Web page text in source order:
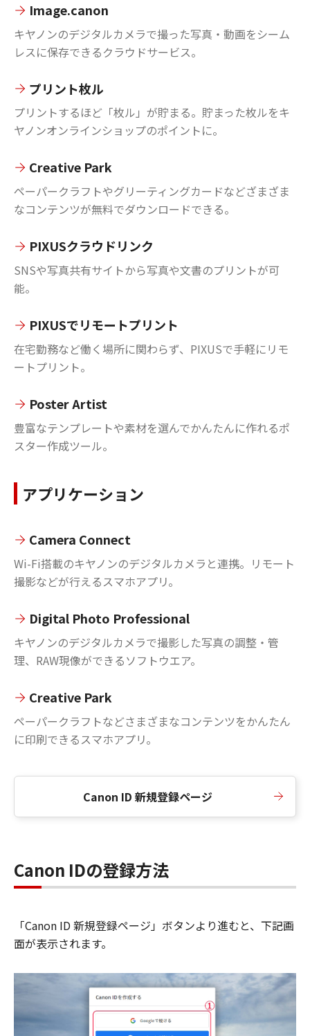
Image.canon
キヤノンのデジタルカメラで撮った写真・動画をシーム
レスに保存できるクラウドサービス。
プリント枚ル
プリントするほど「枚ル」が貯まる。貯まった枚ルをキ
ヤノンオンラインショップのポイントに。
Creative Park
ペーパークラフトやグリーティングカードなどざまざま
なコンテンツが無料でダウンロードできる。
PIXUSクラウドリンク
SNSや写真共有サイトから写真や文書のプリントが可
能。
PIXUSでリモートプリント
在宅勤務など働く場所に関わらず、PIXUSで手軽にリモ
ートプリント。
Poster Artist
豊富なテンプレートや素材を選んでかんたんに作れるポ
スター作成ツール。
アプリケーション
Camera Connect
Wi-Fi搭載のキヤノンのデジタルカメラと連携。リモート
撮影などが行えるスマホアプリ。
Digital Photo Professional
キヤノンのデジタルカメラで撮影した写真の調整・管
理、RAW現像ができるソフトウエア。
Creative Park
ペーパークラフトなどさまざまなコンテンツをかんたん
に印刷できるスマホアプリ。
Canon ID 新規登録ページ
Canon IDの登録方法
「Canon ID 新規登録ページ」ボタンより進むと、下記画
面が表示されます。